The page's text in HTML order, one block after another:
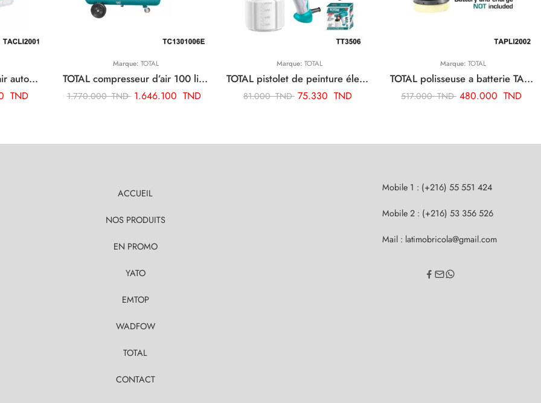
TOTAL compresseur d’air automatique sans fil TACLI2001
TND
Marque: TOTAL
TOTAL compresseur d’air 100 litres 3cv TC1301006E
1.770.000TND 1.646.100 TND
Marque: TOTAL
TOTAL pistolet de peinture électrique 450w TT3506
81.000TND 75.330 TND
Marque: TOTAL
TOTAL polisseuse a batterie TAPLI2002
517.000TND 480.000 TND
ACCUEIL
NOS PRODUITS
EN PROMO
YATO
EMTOP
WADFOW
TOTAL
CONTACT
Mobile 1 : (+216) 55 551 424
Mobile 2 : (+216) 53 356 526
Mail : latimobricola@gmail.com